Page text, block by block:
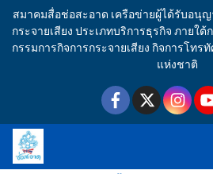
สมาคมสื่อช่อสะอาด เครือข่ายผู้ได้รับอนุ
กระจายเสียง ประเภทบริการธุรกิจ ภายใ
กรรมการกิจการกระจายเสียง กิจการโท
แห่งชาติ